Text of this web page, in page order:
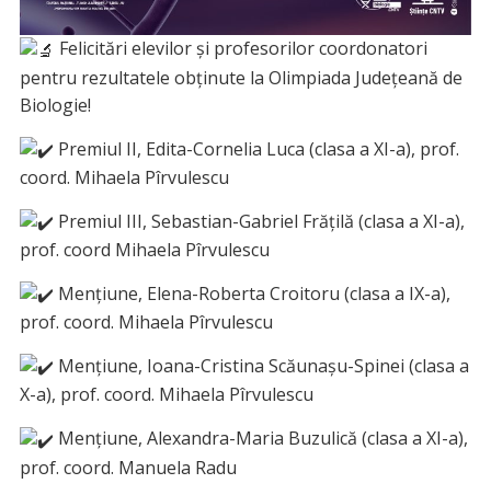
Felicitări elevilor și profesorilor coordonatori
pentru rezultatele obținute la Olimpiada Județeană de
Biologie!
Premiul II, Edita-Cornelia Luca (clasa a XI-a), prof.
coord. Mihaela Pîrvulescu
Premiul III, Sebastian-Gabriel Frăţilă (clasa a XI-a),
prof. coord Mihaela Pîrvulescu
Mențiune, Elena-Roberta Croitoru (clasa a IX-a),
prof. coord. Mihaela Pîrvulescu
Mențiune, Ioana-Cristina Scăunaşu-Spinei (clasa a
X-a), prof. coord. Mihaela Pîrvulescu
Mențiune, Alexandra-Maria Buzulică (clasa a XI-a),
prof. coord. Manuela Radu